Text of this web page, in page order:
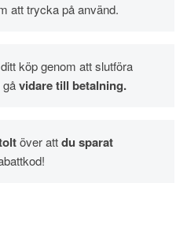
att trycka på använd.
köp genom att slutföra
gåvidare till betalning.
över attdu sparat